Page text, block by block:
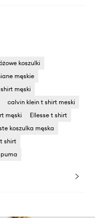
koszulki
męskie
męski
calvin klein t shirt meski
męski
Ellesse t shirt
koszulka męska
shirt